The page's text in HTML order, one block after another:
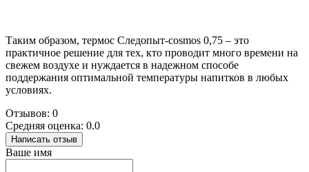
Таким образом, термос Следопыт-cosmos 0,75 – это
практичное решение для тех, кто проводит много времени на
свежем воздухе и нуждается в надежном способе
поддержания оптимальной температуры напитков в любых
условиях.
Отзывов: 0
Средняя оценка: 0.0
Написать отзыв
Ваше имя